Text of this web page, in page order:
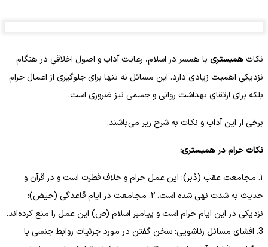
نکات همبستری با همسر در اسلام، رعایت آداب و اصول اخلاقی در هنگام
نزدیکی اهمیت زیادی دارد. این مسائل نه تنها برای جلوگیری از اعمال حرام
بلکه برای ارتقای بهداشت روانی و جسمی نیز ضروری است.
برخی از این آداب و نکات به شرح زیر می‌باشند.
نکات حرام در همبستری:
۱. مجامعت عقب (دُبر): این عمل حرام و خلاف فطرت است و در قرآن و
حدیث به شدت نهی شده است. ۲. مجامعت در ایام قاعدگی (حیض):
نزدیکی در این ایام حرام است و پیامبر اسلام (ص) این عمل را منع کرده‌اند.
3. افشای مسائل زناشویی: سخن گفتن در مورد جزئیات روابط جنسی با